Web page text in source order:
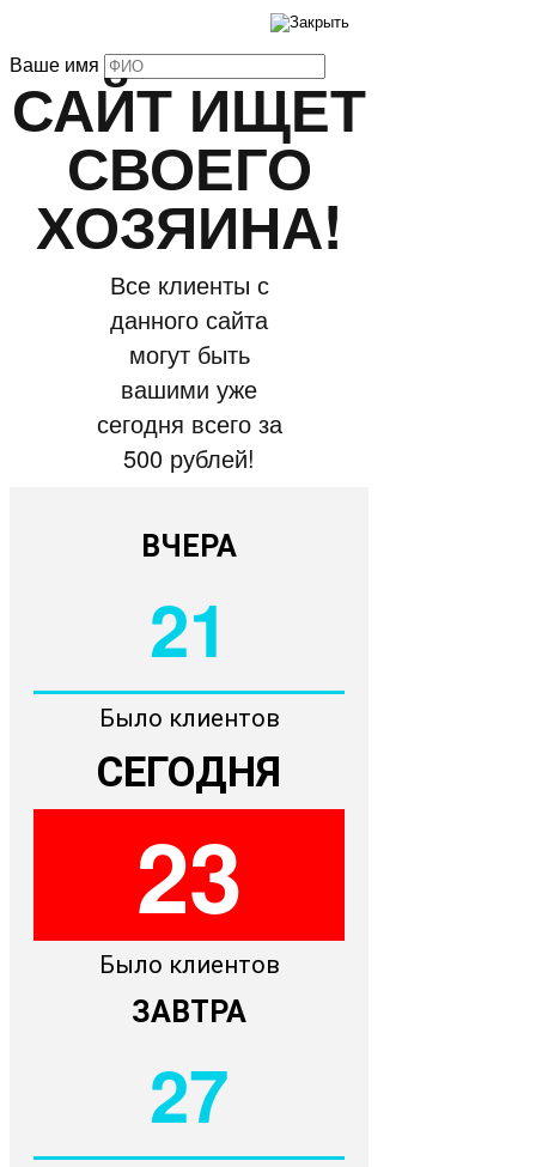
Ваше имя
САЙТ ИЩЕТ
СВОЕГО
ХОЗЯИНА!
Все клиенты с
данного сайта
могут быть
вашими уже
сегодня всего за
500 рублей!
ВЧЕРА
21
Было клиентов
СЕГОДНЯ
23
Было клиентов
ЗАВТРА
27